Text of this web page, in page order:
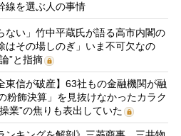
線を選ぶ人の事情
ない」竹中平蔵氏が語る高市内閣の
その場しのぎ」いま不可欠なの
”と指摘
東信が破産】63社もの金融機関が融
粉飾決算」を見抜けなかったカラク
業”の焦りも表出していた